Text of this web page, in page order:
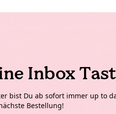
Inbox
bist Du ab sofort immer up to
Bestellung!